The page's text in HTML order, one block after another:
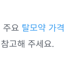
주요 탈모약 가격
고해 주세요.